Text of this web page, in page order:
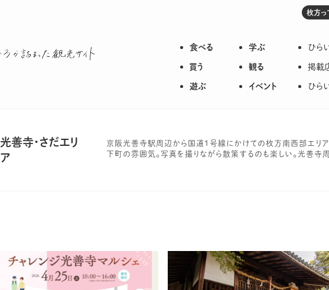
枚方のいろいろが詰まった観光サイト
食べる
買う
遊ぶ
学ぶ
観る
イベント
ひら
掲載
ひら
枚方っ
光善寺・さだエリ
ア
京阪光善寺駅周辺から国道1号線にかけての枚方南西部エリ
下町の雰囲気。写真を撮りながら散策するのも楽しい。光善